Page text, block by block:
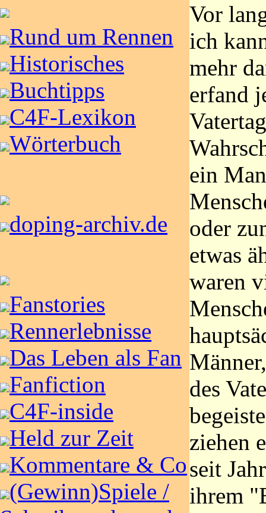
Rund um Rennen
Historisches
Buchtipps
C4F-Lexikon
Wörterbuch
doping-archiv.de
Fanstories
Rennerlebnisse
Das Leben als Fan
Fanfiction
C4F-inside
Held zur Zeit
Kommentare & Co
(Gewinn)Spiele /
Vor
ich
mehr
erfand
ein
oder
etwas
waren
des
ziehen
seit
ihrem